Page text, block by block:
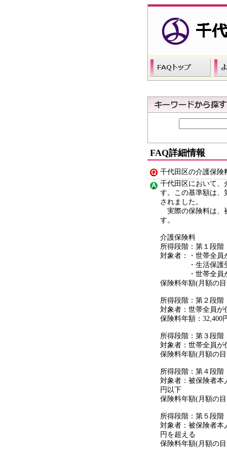
FAQ詳細情報
千代田区の介護保険
千代田区において、
す。この基準額は、
されました。
実際の保険料は、
す。
介護保険料
所得段階：第１段階
対象者：・世帯全員
・生活保護
・世帯全員が住
保険料年額(月額の
所得段階：第２段階
対象者：世帯全員が
保険料年額：32,400
所得段階：第３段階
対象者：世帯全員が
保険料年額(月額の
所得段階：第４段階
対象者：被保険者本
円以下
保険料年額(月額の
所得段階：第５段階
対象者：被保険者本
円を超える
保険料年額(月額の